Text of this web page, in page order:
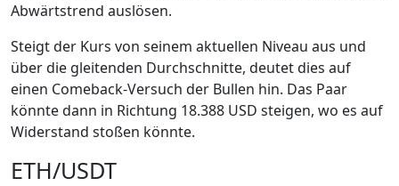
Abwärtstrend auslösen.
Steigt der Kurs von seinem aktuellen Niveau aus und
über die gleitenden Durchschnitte, deutet dies auf
einen Comeback-Versuch der Bullen hin. Das Paar
könnte dann in Richtung 18.388 USD steigen, wo es auf
Widerstand stoßen könnte.
ETH/USDT